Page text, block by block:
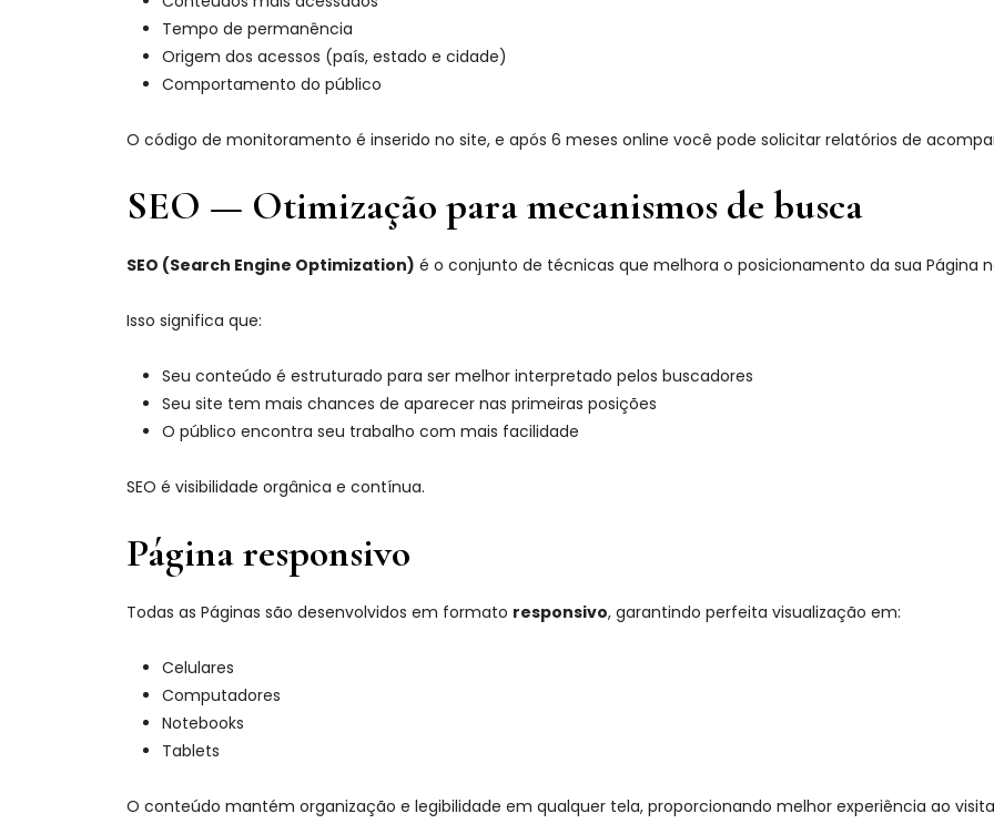
Tempo de permanência
Origem dos acessos (país, estado e cidade)
Comportamento do público
O código de monitoramento é inserido no site, e após 6 meses online você pode solicitar relatórios de
SEO — Otimização para mecanismos de busca
SEO (Search Engine Optimization) é o conjunto de técnicas que melhora o posicionamento da sua Página
Isso significa que:
Seu conteúdo é estruturado para ser melhor interpretado pelos buscadores
Seu site tem mais chances de aparecer nas primeiras posições
O público encontra seu trabalho com mais facilidade
SEO é visibilidade orgânica e contínua.
Página responsivo
Todas as Páginas são desenvolvidos em formato responsivo, garantindo perfeita visualização em:
Celulares
Computadores
Notebooks
Tablets
O conteúdo mantém organização e legibilidade em qualquer tela, proporcionando melhor experiência ao